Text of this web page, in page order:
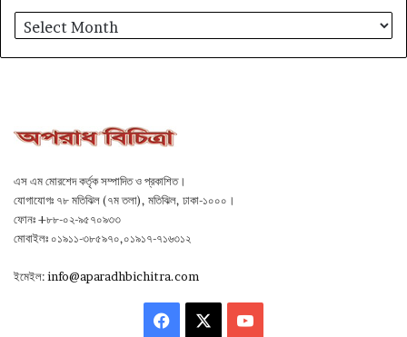
আর্কাইভ
এস এম মোরশেদ কর্তৃক সম্পাদিত ও প্রকাশিত।
যোগাযোগঃ ৭৮ মতিঝিল (৭ম তলা), মতিঝিল, ঢাকা-১০০০।
ফোনঃ +৮৮-০২-৯৫৭০৯৩৩
মোবাইলঃ ০১৯১১-৩৮৫৯৭০,০১৯১৭-৭১৬৩১২
ইমেইল:info@aparadhbichitra.com
Facebook YouTube